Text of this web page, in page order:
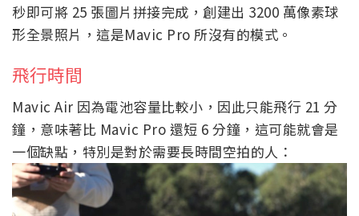
秒即可將 25 張圖片拼接完成，創建出 3200 萬像素球
形全景照片，這是Mavic Pro 所沒有的模式。
飛行時間
Mavic Air 因為電池容量比較小，因此只能飛行 21 分
鐘，意味著比 Mavic Pro 還短 6 分鐘，這可能就會是
一個缺點，特別是對於需要長時間空拍的人：